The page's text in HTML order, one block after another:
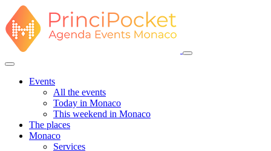
Events
All the events
Today in Monaco
This weekend in Monaco
The places
Monaco
Services